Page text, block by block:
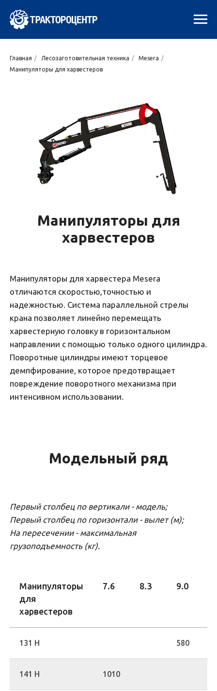
Главная / Лесозаготовительная техника / Mesera /
Манипуляторы для харвестеров
Манипуляторы для
харвестеров
Манипуляторы для харвестера Mesera
отличаются скоростью,точностью и
надежностью. Система параллельной стрелы
крана позволяет линейно перемещать
харвестерную головку в горизонтальном
направлении с помощью только одного цилиндра.
Поворотные цилиндры имеют торцевое
демпфирование, которое предотвращает
повреждение поворотного механизма при
интенсивном использовании.
Модельный ряд
Первый столбец по вертикали - модель;
Первый столбец по горизонтали - вылет (м);
На пересечении - максимальная
грузоподъемность (кг).
Манипуляторы
для
харвестеров
7.6 8.3 9.0
131 H 580
141 H 1010